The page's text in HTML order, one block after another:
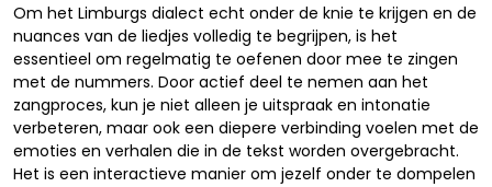
Om het Limburgs dialect echt onder de knie te krijgen en de
nuances van de liedjes volledig te begrijpen, is het
essentieel om regelmatig te oefenen door mee te zingen
met de nummers. Door actief deel te nemen aan het
zangproces, kun je niet alleen je uitspraak en intonatie
verbeteren, maar ook een diepere verbinding voelen met de
emoties en verhalen die in de tekst worden overgebracht.
Het is een interactieve manier om jezelf onder te dompelen